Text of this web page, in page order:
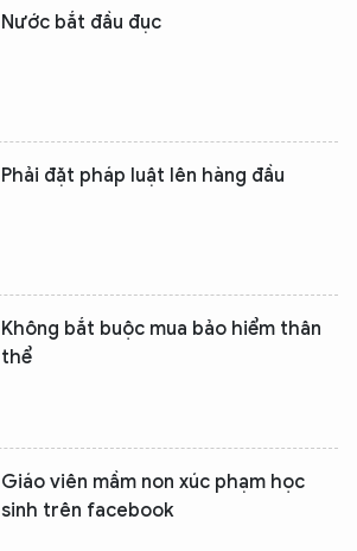
Nước bắt đầu đục
Phải đặt pháp luật lên hàng đầu
Không bắt buộc mua bảo hiểm thân
thể
Giáo viên mầm non xúc phạm học
sinh trên facebook